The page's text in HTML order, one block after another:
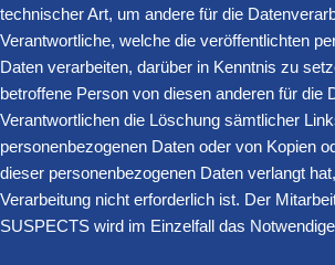
technischer Art, um andere für die
Verantwortliche, welche die veröffentlichten
Daten verarbeiten, darüber in Kenntnis zu
betroffene Person von diesen anderen für die
Verantwortlichen die Löschung sämtlicher
personenbezogenen Daten oder von Kopien
dieser personenbezogenen Daten verlangt
Verarbeitung nicht erforderlich ist. Der
SUSPECTS wird im Einzelfall das